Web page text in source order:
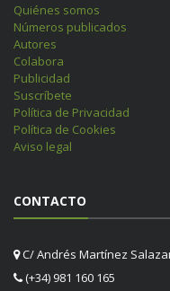
Quiénes somos
Números publicados
Autores
Colabora
Publicidad
Suscríbete
Política de Privacidad
Política de Cookies
Aviso legal
CONTACTO
C/ Andrés Martínez
(+34) 981 160 165